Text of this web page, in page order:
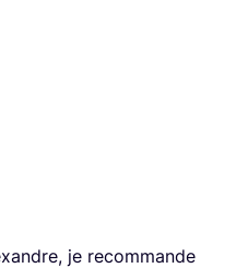
je recommande